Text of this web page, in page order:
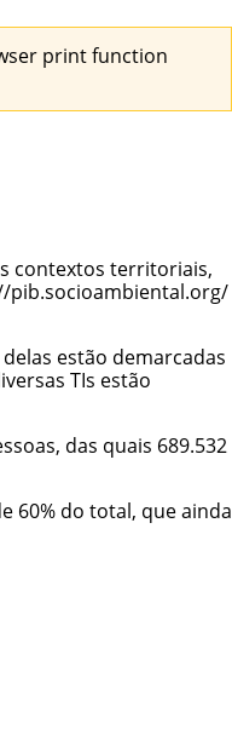
print function
contextos territoriais,
estão demarcadas
TIs estão
das quais 689.532
60% do total, que ainda